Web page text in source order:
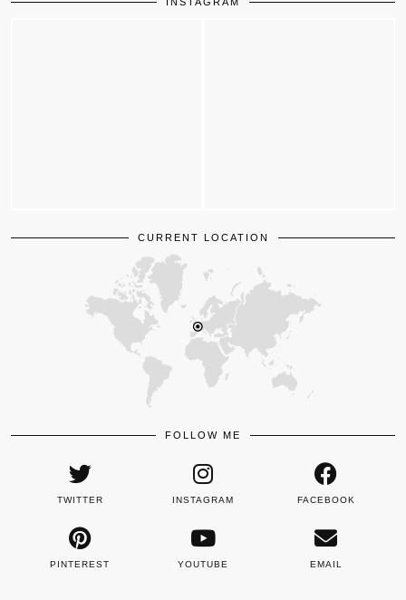
CURRENT LOCATION
FOLLOW ME
TWITTER INSTAGRAM FACEBOOK
PINTEREST YOUTUBE EMAIL